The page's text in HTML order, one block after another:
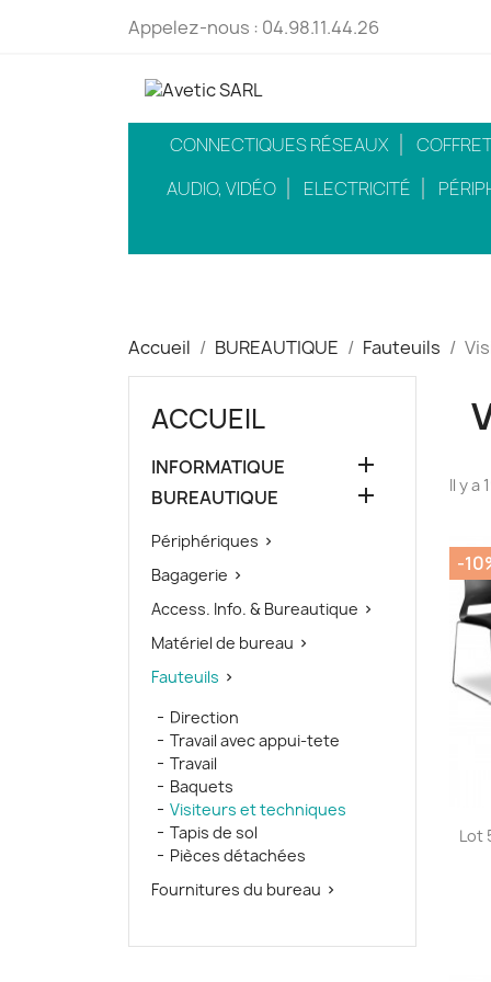
Appelez-nous : 04.98.11.44.26
CONNECTIQUES RÉSEAUX
AUDIO, VIDÉO
ELECTRICITÉ
Accueil BUREAUTIQUE Fauteuils
ACCUEIL
INFORMATIQUE 
BUREAUTIQUE 
Périphériques 
Bagagerie 
Access. Info. & Bureautique 
Matériel de bureau 
Fauteuils 
Direction
Travail avec appui-tete
Travail
Baquets
Visiteurs et techniques
Tapis de sol
Pièces détachées
Fournitures du bureau 
Il y a
Lot
-